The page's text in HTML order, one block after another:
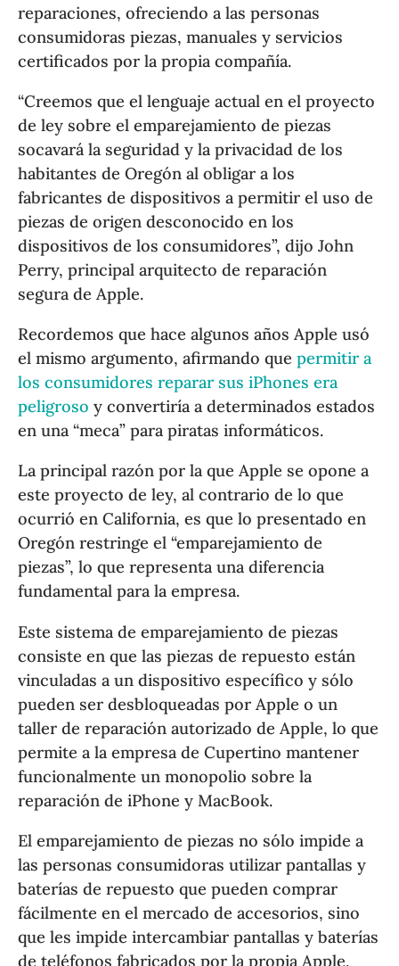
reparaciones, ofreciendo a las personas
consumidoras piezas, manuales y servicios
certificados por la propia compañía.
“Creemos que el lenguaje actual en el proyecto
de ley sobre el emparejamiento de piezas
socavará la seguridad y la privacidad de los
habitantes de Oregón al obligar a los
fabricantes de dispositivos a permitir el uso de
piezas de origen desconocido en los
dispositivos de los consumidores”, dijo John
Perry, principal arquitecto de reparación
segura de Apple.
Recordemos que hace algunos años Apple usó
el mismo argumento, afirmando que permitir a
los consumidores reparar sus iPhones era
peligroso y convertiría a determinados estados
en una “meca” para piratas informáticos.
La principal razón por la que Apple se opone a
este proyecto de ley, al contrario de lo que
ocurrió en California, es que lo presentado en
Oregón restringe el “emparejamiento de
piezas”, lo que representa una diferencia
fundamental para la empresa.
Este sistema de emparejamiento de piezas
consiste en que las piezas de repuesto están
vinculadas a un dispositivo específico y sólo
pueden ser desbloqueadas por Apple o un
taller de reparación autorizado de Apple, lo que
permite a la empresa de Cupertino mantener
funcionalmente un monopolio sobre la
reparación de iPhone y MacBook.
El emparejamiento de piezas no sólo impide a
las personas consumidoras utilizar pantallas y
baterías de repuesto que pueden comprar
fácilmente en el mercado de accesorios, sino
que les impide intercambiar pantallas y baterías
de teléfonos fabricados por la propia Apple,